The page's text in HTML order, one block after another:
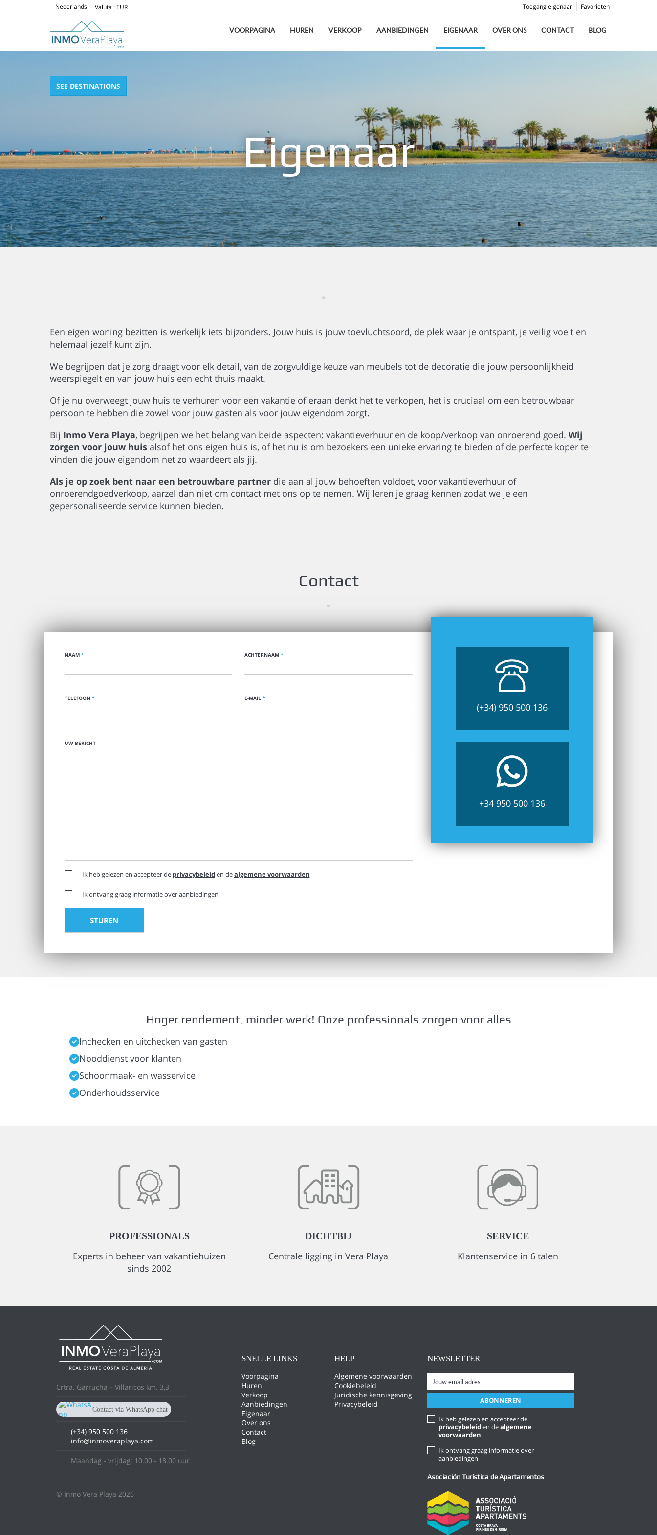
Nederlands Valuta : EUR Favorieten
Toegang eigenaar
VOORPAGINA HUREN VERKOOP AANBIEDINGEN EIGENAAR OVER ONS CONTACT BLOG
SEE DESTINATIONS
Eigenaar
Een eigen woning bezitten is werkelijk iets bijzonders. Jouw huis is jouw toevluchtsoord, de plek waar je ontspant, je veilig voelt en
helemaal jezelf kunt zijn.
We begrijpen dat je zorg draagt voor elk detail, van de zorgvuldige keuze van meubels tot de decoratie die jouw persoonlijkheid
weerspiegelt en van jouw huis een echt thuis maakt.
Of je nu overweegt jouw huis te verhuren voor een vakantie of eraan denkt het te verkopen, het is cruciaal om een betrouwbaar
persoon te hebben die zowel voor jouw gasten als voor jouw eigendom zorgt.
Bij Inmo Vera Playa, begrijpen we het belang van beide aspecten: vakantieverhuur en de koop/verkoop van onroerend goed. Wij
zorgen voor jouw huis alsof het ons eigen huis is, of het nu is om bezoekers een unieke ervaring te bieden of de perfecte koper te
vinden die jouw eigendom net zo waardeert als jij.
Als je op zoek bent naar een betrouwbare partner die aan al jouw behoeften voldoet, voor vakantieverhuur of
onroerendgoedverkoop, aarzel dan niet om contact met ons op te nemen. Wij leren je graag kennen zodat we je een
gepersonaliseerde service kunnen bieden.
Contact
(+34) 950 500 136
+34 950 500 136
NAAM * ACHTERNAAM*
TELEFOON * E-MAIL*
UW BERICHT
Ik heb gelezen en accepteer de privacybeleiden dealgemene voorwaarden
Ik ontvang graag informatie over aanbiedingen
Hoger rendement, minder werk! Onze professionals zorgen voor alles
Inchecken en uitchecken van gasten
Nooddienst voor klanten
Schoonmaak- en wasservice
Onderhoudsservice
PROFESSIONALS
Experts in beheer van vakantiehuizen
sinds 2002
DICHTBIJ
Centrale ligging in Vera Playa
SERVICE
Klantenservice in 6 talen
Crtra. Garrucha – Villaricos km. 3,3
Contact via WhatsApp chat
(+34) 950 500 136
info@inmoveraplaya.com
Maandag - vrijdag: 10.00 - 18.00 uur
© Inmo Vera Playa 2026
SNELLE LINKS
Voorpagina
Huren
Verkoop
Aanbiedingen
Eigenaar
Over ons
Contact
Blog
HELP
Algemene voorwaarden
Cookiebeleid
Juridische kennisgeving
Privacybeleid
NEWSLETTER
Ik heb gelezen en accepteer de
privacybeleiden dealgemene
voorwaarden
Ik ontvang graag informatie over
aanbiedingen
Asociación Turística de Apartamentos